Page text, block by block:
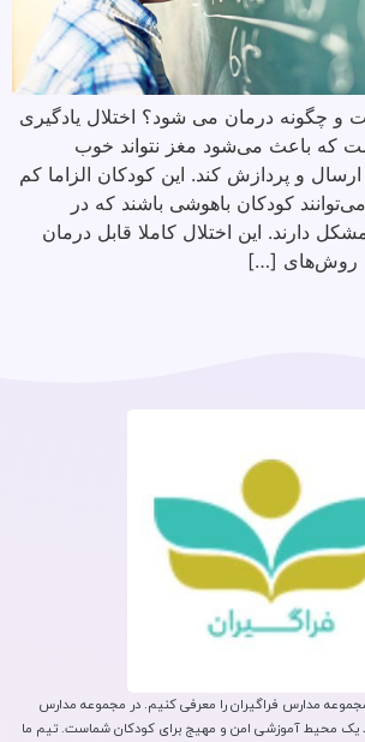
و چگونه درمان می شود؟ اختلال یادگیری
باعث می‌شود مغز نتواند خوب
و پردازش کند. این کودکان الزاما کم
کودکان باهوشی باشند که در
دارند. این اختلال کاملا قابل درمان
روش‌های […]
مدارس فراگیران را معرفی کنیم. در مجموعه مدارس
یک محیط آموزشی امن و مهیج برای کودکان شماست. تیم ما